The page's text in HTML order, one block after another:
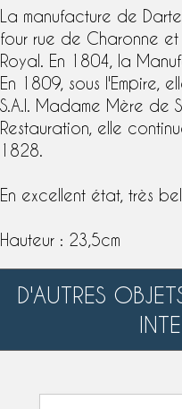
La manufacture de Darte
four rue de Charonne
Royal. En 1804, la
En 1809, sous l'Empire,
S.A.I. Madame Mère de
Restauration, elle
1828.
En excellent état, très
Hauteur : 23,5cm
D'AUTRES